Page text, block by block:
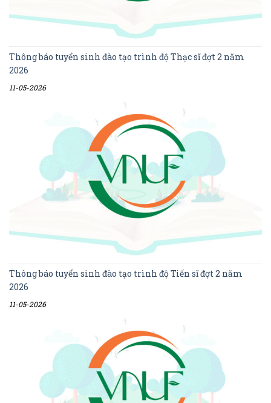
Thông báo tuyển sinh đào tạo trình độ Thạc sĩ đợt 2 năm
2026
11-05-2026
Thông báo tuyển sinh đào tạo trình độ Tiến sĩ đợt 2 năm
2026
11-05-2026